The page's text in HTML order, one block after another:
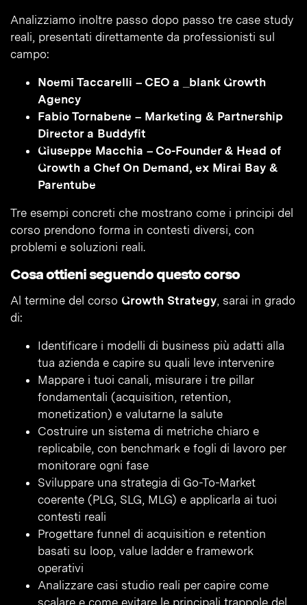
Analizziamo inoltre passo dopo passo tre case study
reali, presentati direttamente da professionisti sul
campo:
Noemi Taccarelli – CEO a _blank Growth
Agency
Fabio Tornabene – Marketing & Partnership
Director a Buddyfit
Giuseppe Macchia – Co-Founder & Head of
Growth a Chef On Demand, ex Mirai Bay &
Parentube
Tre esempi concreti che mostrano come i principi del
corso prendono forma in contesti diversi, con
problemi e soluzioni reali.
Cosa ottieni seguendo questo corso
Al termine del corso Growth Strategy, sarai in grado
di:
Identificare i modelli di business più adatti alla
tua azienda e capire su quali leve intervenire
Mappare i tuoi canali, misurare i tre pillar
fondamentali (acquisition, retention,
monetization) e valutarne la salute
Costruire un sistema di metriche chiaro e
replicabile, con benchmark e fogli di lavoro per
monitorare ogni fase
Sviluppare una strategia di Go-To-Market
coerente (PLG, SLG, MLG) e applicarla ai tuoi
contesti reali
Progettare funnel di acquisition e retention
basati su loop, value ladder e framework
operativi
Analizzare casi studio reali per capire come